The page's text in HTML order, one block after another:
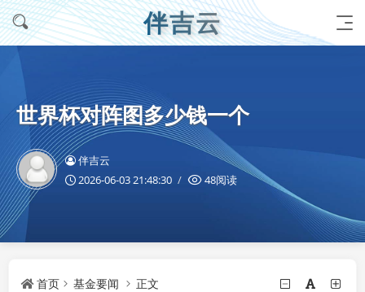
伴吉云
世界杯对阵图多少钱一个
伴吉云
2026-06-03 21:48:30
48阅读
首页 基金要闻 正文